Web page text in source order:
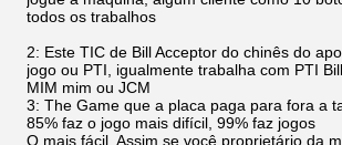
todos os trabalhos
2: Este TIC de Bill Acceptor do chinês do
jogo ou PTI, igualmente trabalha com PTI
MIM mim ou JCM
3: The Game que a placa paga para fora a
85% faz o jogo mais difícil, 99% faz jogos
O mais fácil. Assim se você proprietário da